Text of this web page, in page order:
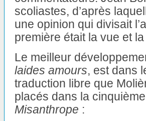
scoliastes, d’après
une opinion qui divisait
première était la vue et
Le meilleur
laides amours, est dans
traduction libre que
placés dans la
Misanthrope :